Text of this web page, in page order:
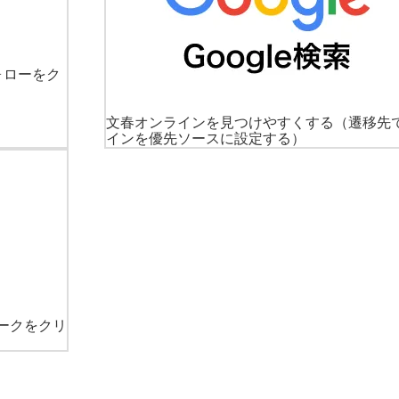
ーをク
文春オンラインを見つけやすくする
（遷移
インを優先ソースに設定する）
クをクリ